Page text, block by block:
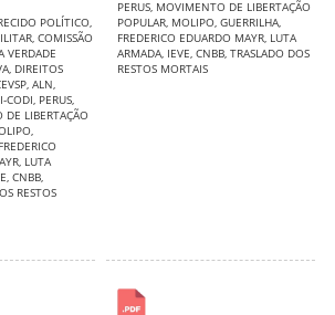
POLÍTICO,
, COMISSÃO
VERDADE
, DIREITOS
, ALN,
CODI, PERUS,
LIBERTAÇÃO
,
FREDERICO
, LUTA
, CNBB,
RESTOS
PERUS, MOVIMENTO DE LIBERTAÇÃO
POPULAR, MOLIPO, GUERRILHA,
FREDERICO EDUARDO MAYR, LUTA
ARMADA, IEVE, CNBB, TRASLADO DOS
RESTOS MORTAIS